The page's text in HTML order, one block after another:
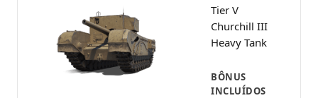
Tier V
Churchill III
Heavy Tank
BÔNUS
INCLUÍDOS